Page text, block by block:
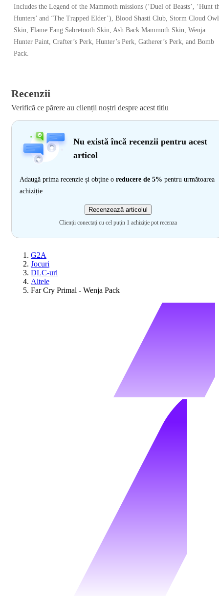
Includes the Legend of the Mammoth missions (‘Duel of Beasts’, ‘Hunt
Hunters’ and ‘The Trapped Elder’), Blood Shasti Club, Storm Cloud Owl
Skin, Flame Fang Sabretooth Skin, Ash Back Mammoth Skin, Wenja
Hunter Paint, Crafter’s Perk, Hunter’s Perk, Gatherer’s Perk, and Bomb
Pack.
Recenzii
Verifică ce părere au clienții noștri despre acest titlu
Nu există încă recenzii pentru acest
articol
Adaugă prima recenzie și obține o reducere de 5% pentru următoarea
achiziție
Recenzează articolul
Clienții conectați cu cel puțin 1 achiziție pot recenza
G2A
Jocuri
DLC-uri
Altele
Far Cry Primal - Wenja Pack